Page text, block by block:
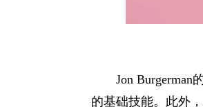
Jon
的基础技能。此外